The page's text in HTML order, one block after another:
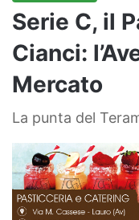
Serie C, il
Cianci:
Mercato
La punta del